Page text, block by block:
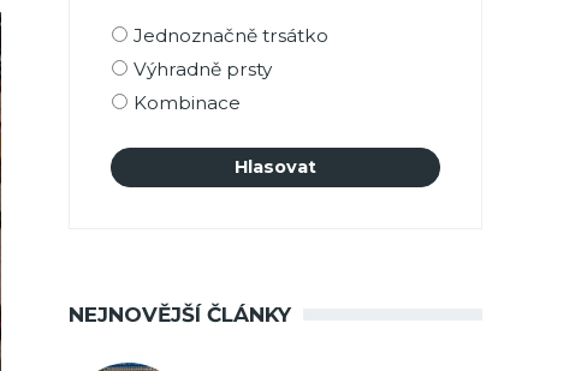
Možnosti
výběru
Jednoznačně trsátko
Výhradně prsty
Kombinace
NEJNOVĚJŠÍ ČLÁNKY